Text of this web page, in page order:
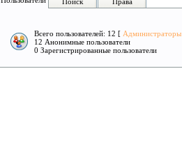
Всего пользователей: 12 [ Администраторы
12 Анонимные пользователи
0 Зарегистрированные пользователи